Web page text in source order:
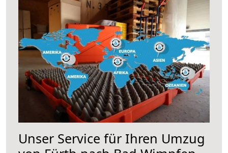
Unser Service für Ihren Umzug